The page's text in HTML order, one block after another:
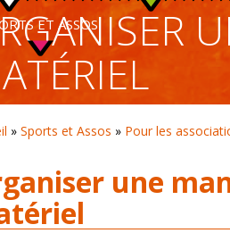
ET ASSOS
» Sports et Assos » Pour les
une